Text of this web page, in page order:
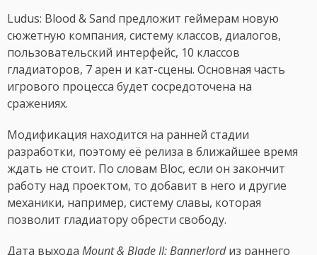
Ludus: Blood & Sand предложит геймерам новую
сюжетную компания, систему классов, диалогов,
пользовательский интерфейс, 10 классов
гладиаторов, 7 арен и кат-сцены. Основная часть
игрового процесса будет сосредоточена на
сражениях.
Модификация находится на ранней стадии
разработки, поэтому её релиза в ближайшее время
ждать не стоит. По словам Bloc, если он закончит
работу над проектом, то добавит в него и другие
механики, например, систему славы, которая
позволит гладиатору обрести свободу.
Дата выхода Mount & Blade II: Bannerlordиз раннего